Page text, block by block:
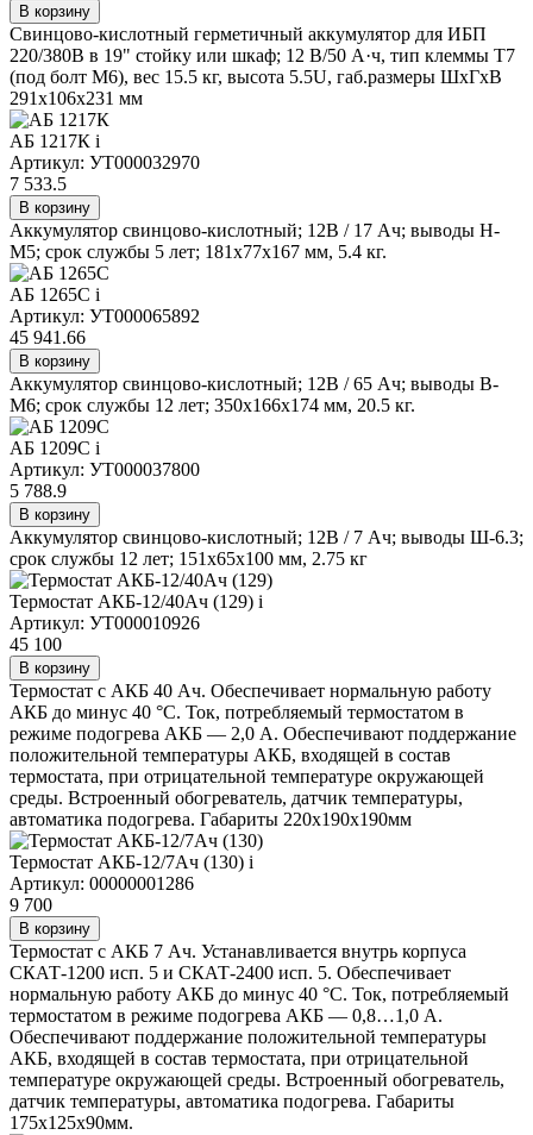
В корзину
Свинцово-кислотный герметичный аккумулятор для ИБП
220/380В в 19" стойку или шкаф; 12 В/50 А·ч, тип клеммы T7
(под болт М6), вес 15.5 кг, высота 5.5U, габ.размеры ШхГхВ
291х106х231 мм
АБ 1217К i
Артикул: УТ000032970
7 533.5
В корзину
Аккумулятор свинцово-кислотный; 12В / 17 Ач; выводы Н-
М5; срок службы 5 лет; 181х77х167 мм, 5.4 кг.
АБ 1265С i
Артикул: УТ000065892
45 941.66
В корзину
Аккумулятор свинцово-кислотный; 12В / 65 Ач; выводы В-
М6; срок службы 12 лет; 350х166х174 мм, 20.5 кг.
АБ 1209С i
Артикул: УТ000037800
5 788.9
В корзину
Аккумулятор свинцово-кислотный; 12В / 7 Ач; выводы Ш-6.3;
срок службы 12 лет; 151х65х100 мм, 2.75 кг
Термостат АКБ-12/40Ач (129) i
Артикул: УТ000010926
45 100
В корзину
Термостат с АКБ 40 Ач. Обеспечивает нормальную работу
АКБ до минус 40 °С. Ток, потребляемый термостатом в
режиме подогрева АКБ — 2,0 А. Обеспечивают поддержание
положительной температуры АКБ, входящей в состав
термостата, при отрицательной температуре окружающей
среды. Встроенный обогреватель, датчик температуры,
автоматика подогрева. Габариты 220х190х190мм
Термостат АКБ-12/7Ач (130) i
Артикул: 00000001286
9 700
В корзину
Термостат с АКБ 7 Ач. Устанавливается внутрь корпуса
СКАТ-1200 исп. 5 и СКАТ-2400 исп. 5. Обеспечивает
нормальную работу АКБ до минус 40 °С. Ток, потребляемый
термостатом в режиме подогрева АКБ — 0,8…1,0 А.
Обеспечивают поддержание положительной температуры
АКБ, входящей в состав термостата, при отрицательной
температуре окружающей среды. Встроенный обогреватель,
датчик температуры, автоматика подогрева. Габариты
175х125х90мм.